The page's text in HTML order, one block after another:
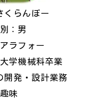
くらんぼー
：男
ラフォー
学機械科卒業
開発・設計業務
趣味